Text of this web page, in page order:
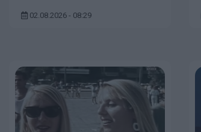
02.08.2026 - 08:29